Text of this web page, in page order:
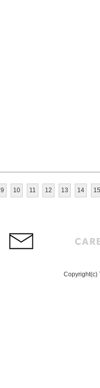
9 10 11 12 13 14 15
Copyright(c)